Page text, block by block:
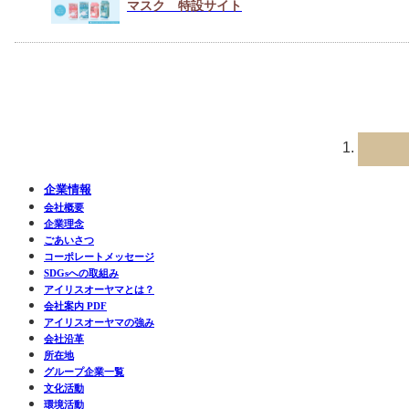
マスク 特設サイト
企業情報
会社概要
企業理念
ごあいさつ
コーポレートメッセージ
SDGsへの取組み
アイリスオーヤマとは？
会社案内 PDF
アイリスオーヤマの強み
会社沿革
所在地
グループ企業一覧
文化活動
環境活動